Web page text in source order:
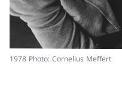
1978 Photo: Cornelius Meffert